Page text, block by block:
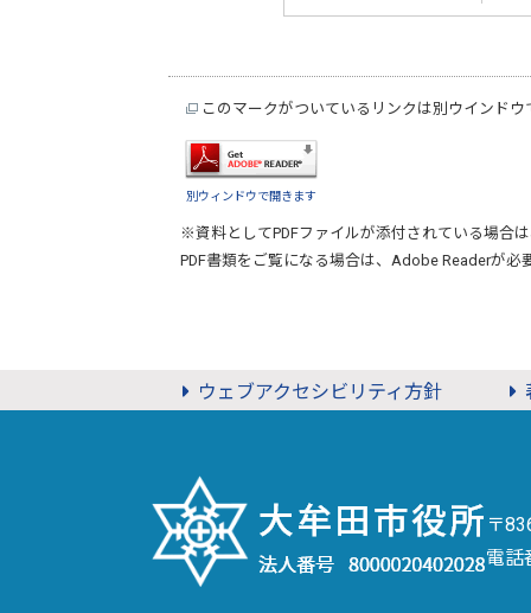
このマークがついているリンクは別ウインドウ
別ウィンドウで開きます
※資料としてPDFファイルが添付されている場合は
PDF書類をご覧になる場合は、 Adobe Readerが必
ウェブアクセシビリティ方針
〒
電話